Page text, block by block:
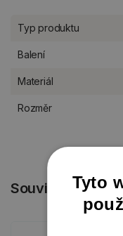
Typ produktu
Balení
Materiál
Rozměr
SouvisejícíTyto